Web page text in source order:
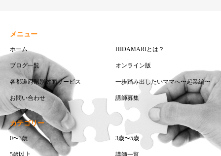
メニュー
ホーム HIDAMARIとは？
ブログ一覧 オンライン版
各都道府県別対面サービス 一歩踏み出したいママへ〜起業編〜
お問い合わせ 講師募集
カテゴリー
0〜3歳 3歳〜5歳
5歳以上 講師一覧